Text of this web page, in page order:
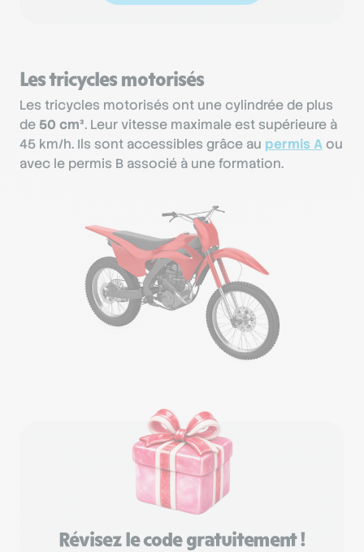
Les tricycles motorisés
Les tricycles motorisés ont une cylindrée de plus
de 50 cm³. Leur vitesse maximale est supérieure à
45 km/h. Ils sont accessibles grâce au permis Aou
avec le permis B associé à une formation.
Révisez le code gratuitement !